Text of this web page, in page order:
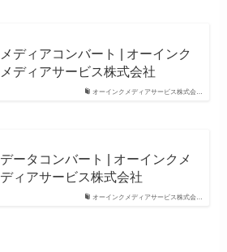
オーインクメディアサービス株式会…
メディアコンバート | オーインク
メディアサービス株式会社
オーインクメディアサービス株式会…
データコンバート | オーインクメ
ディアサービス株式会社